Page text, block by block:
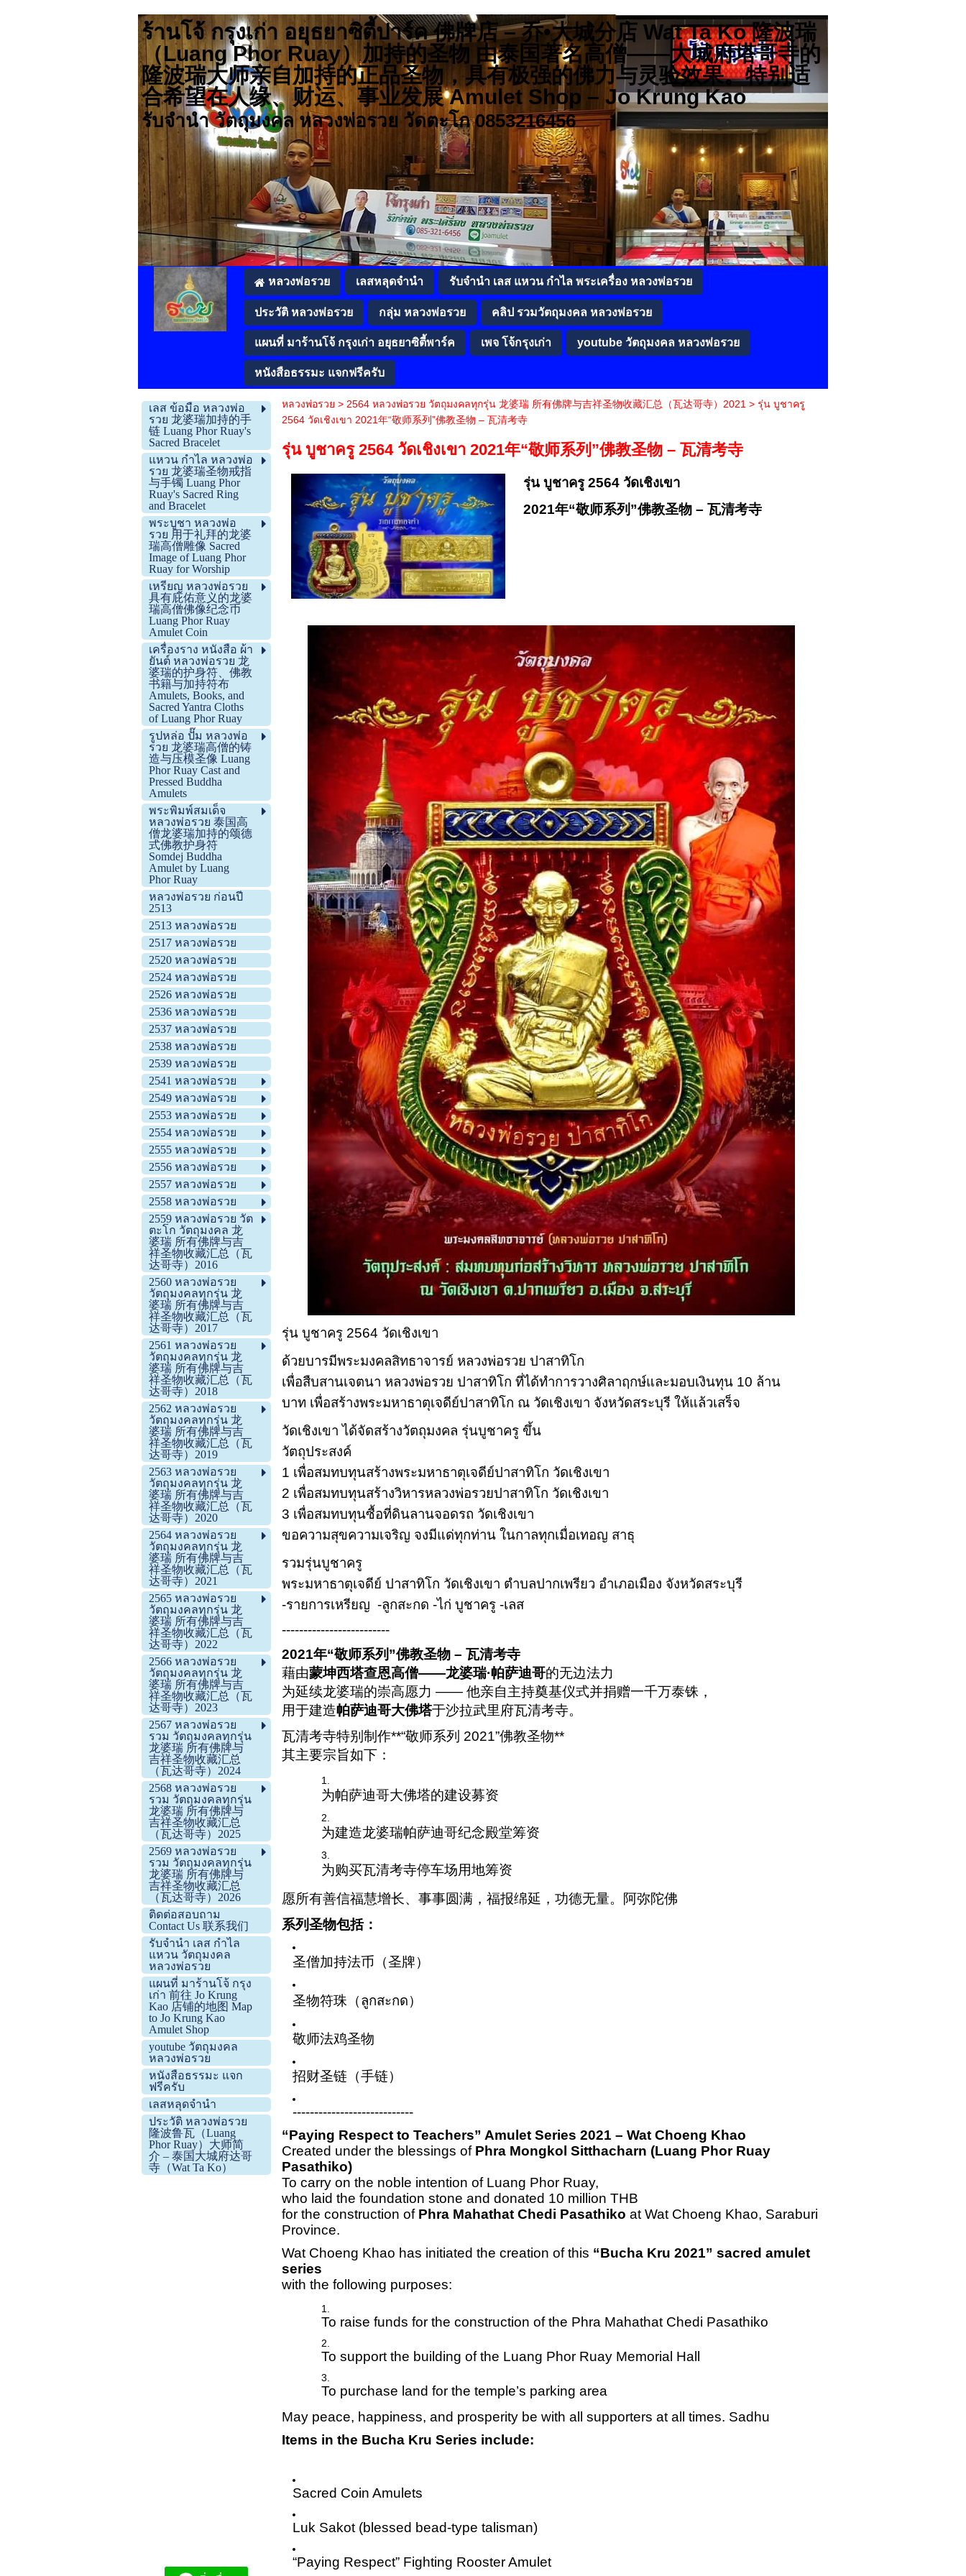
ร้านโจ้ กรุงเก่า อยุธยาซิตี้ปาร์ค 佛牌店 – 乔•大城分店 Wat Ta Ko 隆波瑞
（Luang Phor Ruay）加持的圣物 由泰国著名高僧——大城府塔哥寺的
隆波瑞大师亲自加持的正品圣物，具有极强的佛力与灵验效果。特别适
合希望在人缘、财运、事业发展 Amulet Shop – Jo Krung Kao
รับจำนำ วัตถุมงคล หลวงพ่อรวย วัดตะโก 0853216456
หลวงพ่อรวย เลสหลุดจำนำ รับจำนำ เลส แหวน กำไล พระเครื่อง หลวงพ่อรวย
ประวัติ หลวงพ่อรวย กลุ่ม หลวงพ่อรวย คลิป รวมวัตถุมงคล หลวงพ่อรวย
แผนที่ มาร้านโจ้ กรุงเก่า อยุธยาซิตี้พาร์ค เพจ โจ้กรุงเก่า youtube วัตถุมงคล หลวงพ่อรวย
หนังสือธรรมะ แจกฟรีครับ
เลส ข้อมือ หลวงพ่อ
รวย 龙婆瑞加持的手
链 Luang Phor Ruay's
Sacred Bracelet
แหวน กำไล หลวงพ่อ
รวย 龙婆瑞圣物戒指
与手镯 Luang Phor
Ruay's Sacred Ring
and Bracelet
พระบูชา หลวงพ่อ
รวย 用于礼拜的龙婆
瑞高僧雕像 Sacred
Image of Luang Phor
Ruay for Worship
เหรียญ หลวงพ่อรวย
具有庇佑意义的龙婆
瑞高僧佛像纪念币
Luang Phor Ruay
Amulet Coin
เครื่องราง หนังสือ ผ้า
ยันต์ หลวงพ่อรวย 龙
婆瑞的护身符、佛教
书籍与加持符布
Amulets, Books, and
Sacred Yantra Cloths
of Luang Phor Ruay
รูปหล่อ ปั๊ม หลวงพ่อ
รวย 龙婆瑞高僧的铸
造与压模圣像 Luang
Phor Ruay Cast and
Pressed Buddha
Amulets
พระพิมพ์สมเด็จ
หลวงพ่อรวย 泰国高
僧龙婆瑞加持的颂德
式佛教护身符
Somdej Buddha
Amulet by Luang
Phor Ruay
หลวงพ่อรวย ก่อนปี
2513
2513 หลวงพ่อรวย
2517 หลวงพ่อรวย
2520 หลวงพ่อรวย
2524 หลวงพ่อรวย
2526 หลวงพ่อรวย
2536 หลวงพ่อรวย
2537 หลวงพ่อรวย
2538 หลวงพ่อรวย
2539 หลวงพ่อรวย
2541 หลวงพ่อรวย
2549 หลวงพ่อรวย
2553 หลวงพ่อรวย
2554 หลวงพ่อรวย
2555 หลวงพ่อรวย
2556 หลวงพ่อรวย
2557 หลวงพ่อรวย
2558 หลวงพ่อรวย
2559 หลวงพ่อรวย วัต
ตะโก วัตถุมงคล 龙
婆瑞 所有佛牌与吉
祥圣物收藏汇总（瓦
达哥寺）2016
2560 หลวงพ่อรวย
วัตถุมงคลทุกรุ่น 龙
婆瑞 所有佛牌与吉
祥圣物收藏汇总（瓦
达哥寺）2017
2561 หลวงพ่อรวย
วัตถุมงคลทุกรุ่น 龙
婆瑞 所有佛牌与吉
祥圣物收藏汇总（瓦
达哥寺）2018
2562 หลวงพ่อรวย
วัตถุมงคลทุกรุ่น 龙
婆瑞 所有佛牌与吉
祥圣物收藏汇总（瓦
达哥寺）2019
2563 หลวงพ่อรวย
วัตถุมงคลทุกรุ่น 龙
婆瑞 所有佛牌与吉
祥圣物收藏汇总（瓦
达哥寺）2020
2564 หลวงพ่อรวย
วัตถุมงคลทุกรุ่น 龙
婆瑞 所有佛牌与吉
祥圣物收藏汇总（瓦
达哥寺）2021
2565 หลวงพ่อรวย
วัตถุมงคลทุกรุ่น 龙
婆瑞 所有佛牌与吉
祥圣物收藏汇总（瓦
达哥寺）2022
2566 หลวงพ่อรวย
วัตถุมงคลทุกรุ่น 龙
婆瑞 所有佛牌与吉
祥圣物收藏汇总（瓦
达哥寺）2023
2567 หลวงพ่อรวย
รวม วัตถุมงคลทุกรุ่น
龙婆瑞 所有佛牌与
吉祥圣物收藏汇总
（瓦达哥寺）2024
2568 หลวงพ่อรวย
รวม วัตถุมงคลทุกรุ่น
龙婆瑞 所有佛牌与
吉祥圣物收藏汇总
（瓦达哥寺）2025
2569 หลวงพ่อรวย
รวม วัตถุมงคลทุกรุ่น
龙婆瑞 所有佛牌与
吉祥圣物收藏汇总
（瓦达哥寺）2026
ติดต่อสอบถาม
Contact Us 联系我们
รับจำนำ เลส กำไล
แหวน วัตถุมงคล
หลวงพ่อรวย
แผนที่ มาร้านโจ้ กรุง
เก่า 前往 Jo Krung
Kao 店铺的地图 Map
to Jo Krung Kao
Amulet Shop
youtube วัตถุมงคล
หลวงพ่อรวย
หนังสือธรรมะ แจก
ฟรีครับ
เลสหลุดจำนำ
ประวัติ หลวงพ่อรวย
隆波鲁瓦（Luang
Phor Ruay）大师简
介 – 泰国大城府达哥
寺（Wat Ta Ko）
หลวงพ่อรวย > 2564 หลวงพ่อรวย วัตถุมงคลทุกรุ่น 龙婆瑞 所有佛牌与吉祥圣物收藏汇总（瓦达哥寺）2021 > รุ่น บูชาครู
2564 วัดเชิงเขา 2021年“敬师系列”佛教圣物 – 瓦清考寺
รุ่น บูชาครู 2564 วัดเชิงเขา 2021年“敬师系列”佛教圣物 – 瓦清考寺
รุ่น บูชาครู 2564 วัดเชิงเขา
2021年“敬师系列 ”佛教圣物–瓦清考寺
รุ่น บูชาครู 2564 วัดเชิงเขา
ด้วยบารมีพระมงคลสิทธาจารย์ หลวงพ่อรวย ปาสาทิโก
เพื่อสืบสานเจตนา หลวงพ่อรวย ปาสาทิโก ที่ได้ทำการวางศิลาฤกษ์และมอบเงินทุน 10 ล้าน
บาท เพื่อสร้างพระมหาธาตุเจดีย์ปาสาทิโก ณ วัดเชิงเขา จังหวัดสระบุรี ให้แล้วเสร็จ
วัดเชิงเขา ได้จัดสร้างวัตถุมงคล รุ่นบูชาครู ขึ้น
วัตถุประสงค์
1 เพื่อสมทบทุนสร้างพระมหาธาตุเจดีย์ปาสาทิโก วัดเชิงเขา
2 เพื่อสมทบทุนสร้างวิหารหลวงพ่อรวยปาสาทิโก วัดเชิงเขา
3 เพื่อสมทบทุนซื้อที่ดินลานจอดรถ วัดเชิงเขา
ขอความสุขความเจริญ จงมีแด่ทุกท่าน ในกาลทุกเมื่อเทอญ สาธุ
รวมรุ่นบูชาครู
พระมหาธาตุเจดีย์ ปาสาทิโก วัดเชิงเขา ตำบลปากเพรียว อำเภอเมือง จังหวัดสระบุรี
-รายการเหรียญ -ลูกสะกด -ไก่ บูชาครู -เลส
-------------------------
2021年“敬师系列”佛教圣物 – 瓦清考寺
藉由蒙坤西塔查恩高僧——龙婆瑞·帕萨迪哥的无边法力
为延续龙婆瑞的崇高愿力 —— 他亲自主持奠基仪式并捐赠一千万泰铢，
用于建造帕萨迪哥大佛塔于沙拉武里府瓦清考寺。
瓦清考寺特别制作**“敬师系列 2021”佛教圣物**
其主要宗旨如下：
为帕萨迪哥大佛塔的建设募资
为建造龙婆瑞帕萨迪哥纪念殿堂筹资
为购买瓦清考寺停车场用地筹资
愿所有善信福慧增长、事事圆满，福报绵延，功德无量。阿弥陀佛
系列圣物包括：
圣僧加持法币（圣牌）
圣物符珠（ลูกสะกด）
敬师法鸡圣物
招财圣链（手链）
----------------------------
“Paying Respect to Teachers” Amulet Series 2021 – Wat Choeng Khao
Created under the blessings of Phra Mongkol Sitthacharn (Luang Phor Ruay
Pasathiko)
To carry on the noble intention of Luang Phor Ruay,
who laid the foundation stone and donated 10 million THB
for the construction of Phra Mahathat Chedi Pasathiko at Wat Choeng Khao, Saraburi
Province.
Wat Choeng Khao has initiated the creation of this “Bucha Kru 2021” sacred amulet
series
with the following purposes:
To raise funds for the construction of the Phra Mahathat Chedi Pasathiko
To support the building of the Luang Phor Ruay Memorial Hall
To purchase land for the temple’s parking area
May peace, happiness, and prosperity be with all supporters at all times. Sadhu
Items in the Bucha Kru Series include:
Sacred Coin Amulets
Luk Sakot (blessed bead-type talisman)
“Paying Respect” Fighting Rooster Amulet